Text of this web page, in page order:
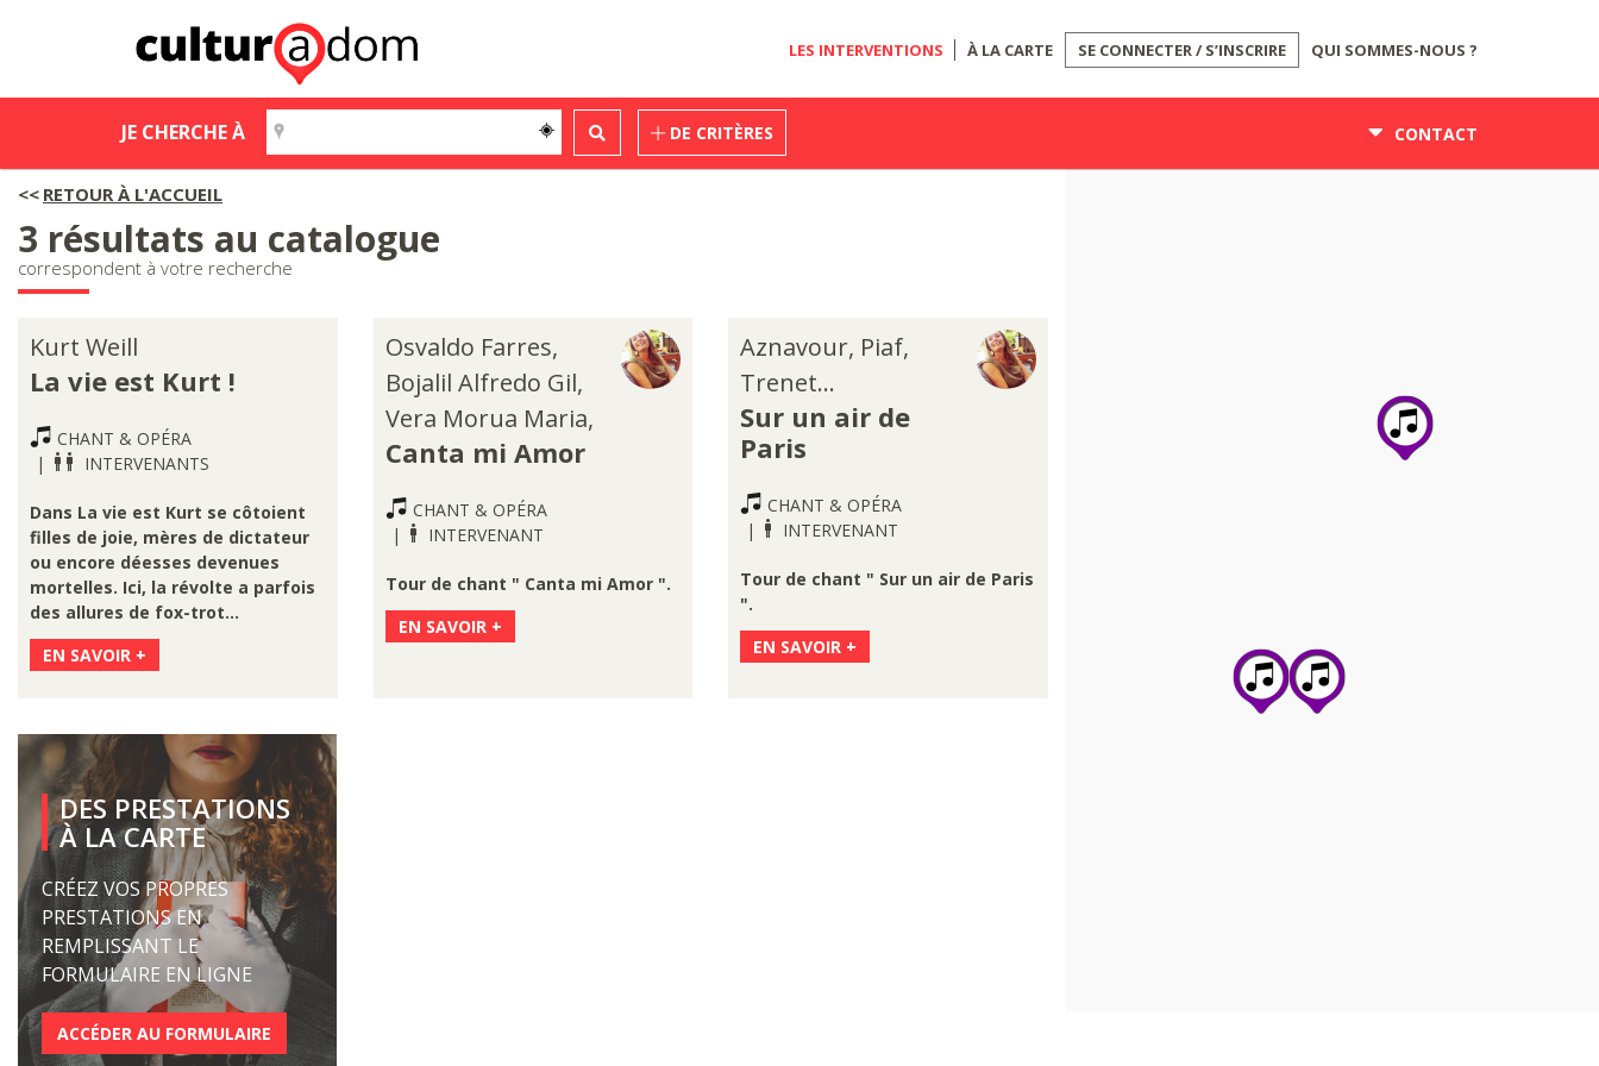
LES INTERVENTIONS À LA CARTE SE CONNECTER / S’INSCRIRE QUI SOMMES-NOUS ?
JE CHERCHE À DE CRITÈRES CONTACT
RETOUR À L'ACCUEIL
3 résultats au catalogue
correspondent à votre recherche
Kurt Weill
La vie est Kurt !
CHANT & OPÉRA
INTERVENANTS
Dans La vie est Kurt se côtoient
filles de joie, mères de dictateur
ou encore déesses devenues
mortelles. Ici, la révolte a parfois
des allures de fox-trot…
EN SAVOIR +
Osvaldo Farres,
Bojalil Alfredo Gil,
Vera Morua Maria,
Canta mi Amor
CHANT & OPÉRA
INTERVENANT
Tour de chant " Canta mi Amor ".
EN SAVOIR +
Aznavour, Piaf,
Trenet...
Sur un air de
Paris
CHANT & OPÉRA
INTERVENANT
Tour de chant " Sur un air de Paris
".
EN SAVOIR +
DES PRESTATIONS
À LA CARTE
CRÉEZ VOS PROPRES
PRESTATIONS EN
REMPLISSANT LE
FORMULAIRE EN LIGNE
ACCÉDER AU FORMULAIRE